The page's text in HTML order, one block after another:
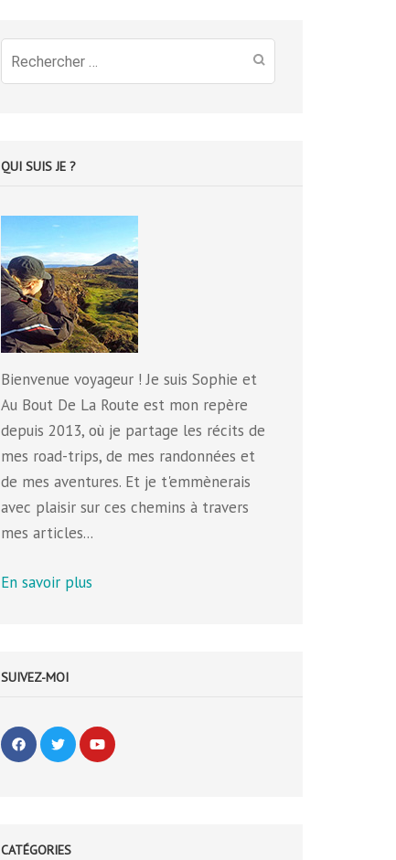
Recherche
pour
QUI SUIS JE ?
Bienvenue voyageur ! Je suis Sophie et
Au Bout De La Route est mon repère
depuis 2013, où je partage les récits de
mes road-trips, de mes randonnées et
de mes aventures. Et je t'emmènerais
avec plaisir sur ces chemins à travers
mes articles...
En savoir plus
SUIVEZ-MOI
CATÉGORIES